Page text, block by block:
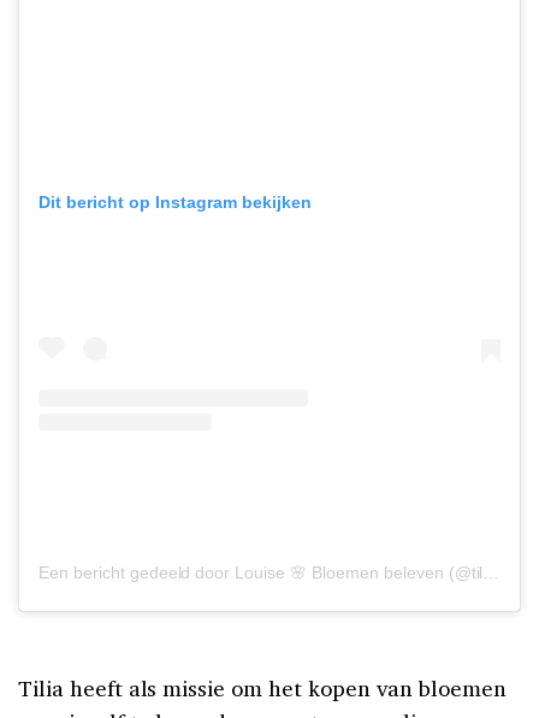
Dit bericht op Instagram bekijken
Een bericht gedeeld door Louise 🌸 Bloemen beleven (@tiliafloralartist)
Tilia heeft als missie om het kopen van bloemen